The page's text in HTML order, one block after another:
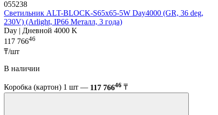
055238
Светильник ALT-BLOCK-S65x65-5W Day4000 (GR, 36 deg,
230V) (Arlight, IP66 Металл, 3 года)
Day | Дневной 4000 K
117 76646
₸/шт
В наличии
Коробка (картон) 1 шт — 117 76646 ₸